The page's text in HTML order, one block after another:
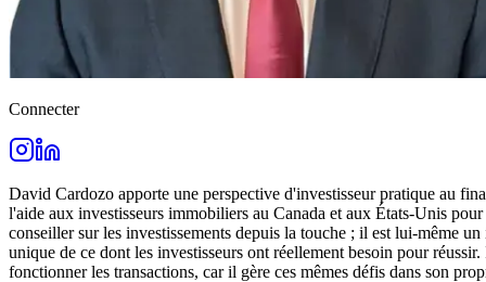
Connecter
David Cardozo apporte une perspective d'investisseur pratique au
l'aide aux investisseurs immobiliers au Canada et aux États-Unis
conseiller sur les investissements depuis la touche ; il est lui-même
unique de ce dont les investisseurs ont réellement besoin pour
fonctionner les transactions, car il gère ces mêmes défis dans son